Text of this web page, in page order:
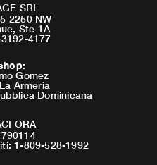
SRL
2250 NW
Ste 1A
4177
:
Gomez
Armeria
Dominicana
ORA
1-809-528-1992